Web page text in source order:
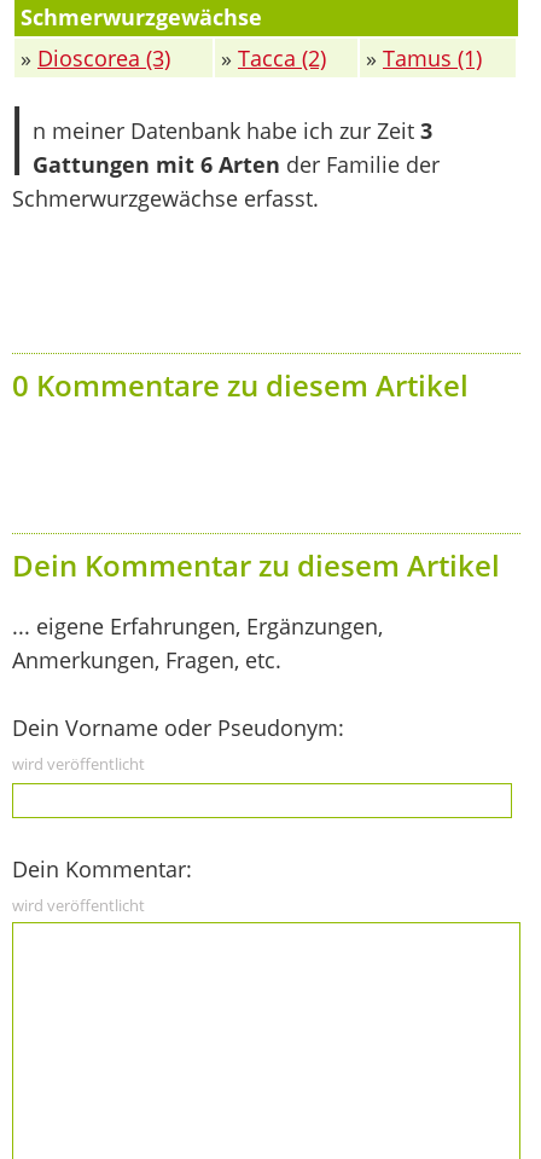
Schmerwurzgewächse
» Dioscorea (3) » Tacca (2) » Tamus (1)
I n meiner Datenbank habe ich zur Zeit 3
Gattungen mit 6 Arten der Familie der
Schmerwurzgewächse erfasst.
0 Kommentare zu diesem Artikel
Dein Kommentar zu diesem Artikel
... eigene Erfahrungen, Ergänzungen,
Anmerkungen, Fragen, etc.
Dein Vorname oder Pseudonym:
wird veröffentlicht
Dein Kommentar:
wird veröffentlicht